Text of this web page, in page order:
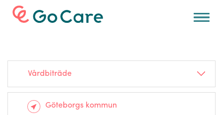
För arbetsgivare
Vårdbiträde